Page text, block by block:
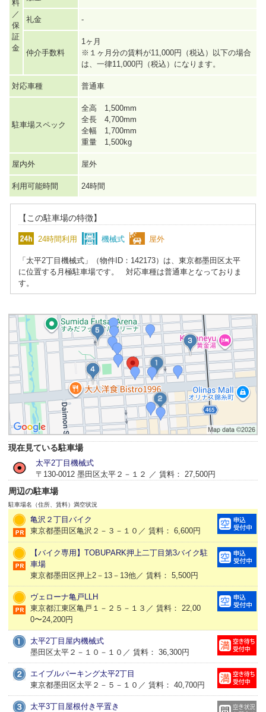
料
／
保
証
金
礼金 -
仲介手数料
1ヶ月
※１ヶ月分の賃料が11,000円（税込）以下の場合
は、一律11,000円（税込）になります。
対応車種 普通車
駐車場スペック
全高 1,500mm
全長 4,700mm
全幅 1,700mm
重量 1,500kg
屋内外 屋外
利用可能時間 24時間
【この駐車場の特徴】
24時間利用 機械式 屋外
「太平2丁目機械式」（物件ID：142173）は、東京都墨田区太平
に位置する月極駐車場です。 対応車種は普通車となっておりま
す。
現在見ている駐車場
太平2丁目機械式
〒130-0012 墨田区太平２－１２ ／ 賃料： 27,500円
周辺の駐車場
駐車場名（住所、賃料） 満空状況
亀沢２丁目バイク
東京都墨田区亀沢２－３－１０／ 賃料： 6,600円
【バイク専用】TOBUPARK押上二丁目第3バイク駐
車場
東京都墨田区押上2－13－13他／ 賃料： 5,500円
ヴェローナ亀戸LLH
東京都江東区亀戸１－２５－１３／ 賃料： 22,00
0〜24,200円
太平2丁目屋内機械式
墨田区太平２－１０－１０／ 賃料： 36,300円
エイブルパーキング太平2丁目
東京都墨田区太平２－５－１０／ 賃料： 40,700円
太平3丁目屋根付き平置き